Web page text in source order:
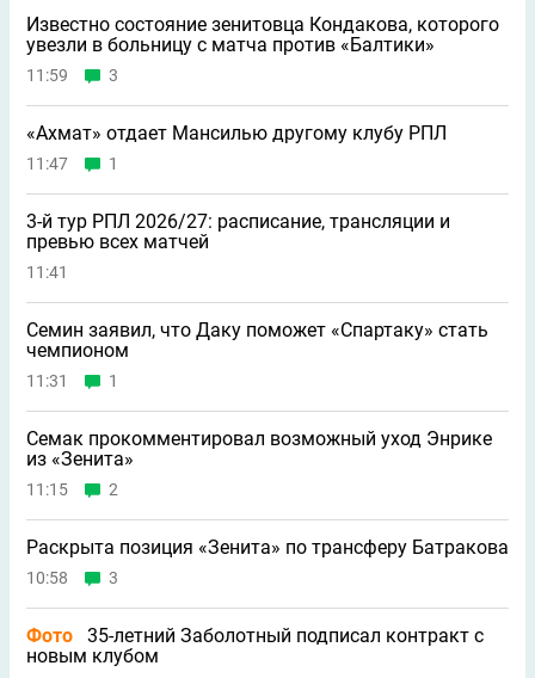
Известно состояние зенитовца Кондакова, которого
увезли в больницу с матча против «Балтики»
11:59 3
«Ахмат» отдает Мансилью другому клубу РПЛ
11:47 1
3-й тур РПЛ 2026/27: расписание, трансляции и
превью всех матчей
11:41
Семин заявил, что Даку поможет «Спартаку» стать
чемпионом
11:31 1
Семак прокомментировал возможный уход Энрике
из «Зенита»
11:15 2
Раскрыта позиция «Зенита» по трансферу Батракова
10:58 3
Фото
35-летний Заболотный подписал контракт с
новым клубом